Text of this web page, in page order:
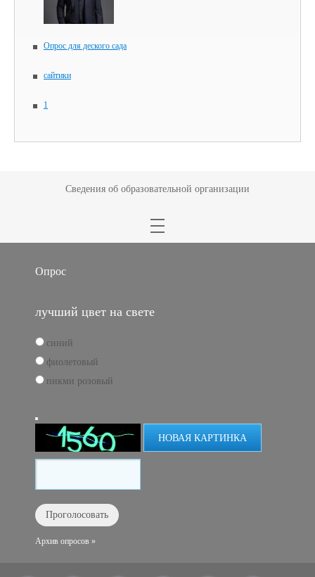
Опрос для деского сада
сайтики
1
Сведения об образовательной организации
Опрос
лучший цвет на свете
синий
фиолетовый
пикми розовый
НОВАЯ КАРТИНКА
Архив опросов »